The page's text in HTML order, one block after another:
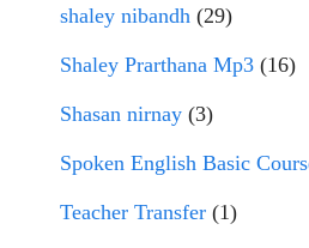
shaley nibandh (29)
Shaley Prarthana Mp3 (16)
Shasan nirnay (3)
Spoken English Basic
Teacher Transfer (1)